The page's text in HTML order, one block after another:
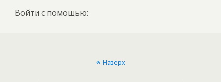
Войти с помощью:
Наверх